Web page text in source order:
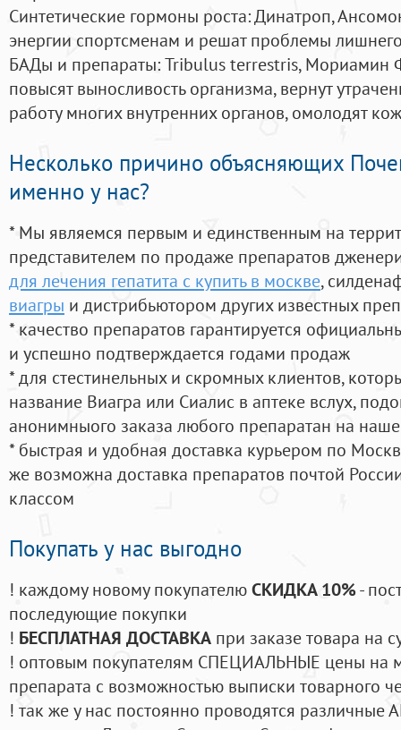
Синтетические гормоны роста: Динатроп,
энергии спортсменам и решат проблемы
БАДы и препараты:Tribulus terrestris, Мориамин
повысят выносливость организма, вернут
работу многих внутренних органов, омолодят
Несколько причино объясняющих
именно у нас?
* Мы являемся первым и единственным на
представителем по продаже препаратов
для лечения гепатита с купить в москве,
виагры и дистрибьютором других известных
* качество препаратов гарантируется
и успешно подтверждается годами продаж
* для стестинельных и скромных клиентов,
название Виагра или Сиалис в аптеке вслух,
анонимныого заказа любого препаратан на
* быстрая и удобная доставка курьером по
же возможна доставка препаратов почтой
классом
Покупать у нас выгодно
! каждому новому покупателюСКИДКА 10%-
последующие покупки
! БЕСПЛАТНАЯ ДОСТАВКА при заказе товара на
! оптовым покупателям СПЕЦИАЛЬНЫЕ цены на
препарата с возможностью выписки товарного
! так же у нас постоянно проводятся